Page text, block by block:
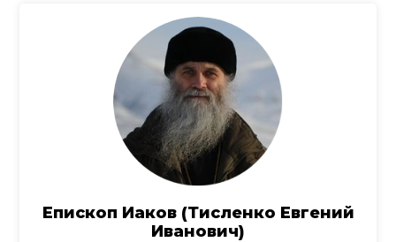
Епископ Иаков (Тисленко Евгений
Иванович)